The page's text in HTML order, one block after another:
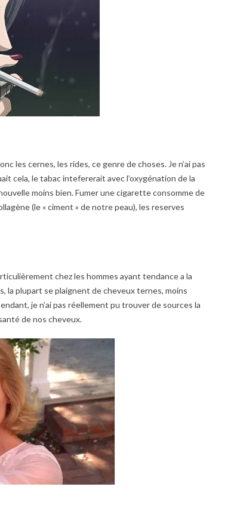
les cernes, les rides, ce genre de choses. Je n’ai pas
cela, le tabac intefererait avec l’oxygénation de la
moins bien. Fumer une cigarette consomme de
(le « ciment » de notre peau), les reserves
chez les hommes ayant tendance a la
la plupart se plaignent de cheveux ternes, moins
je n’ai pas réellement pu trouver de sources la
de nos cheveux.